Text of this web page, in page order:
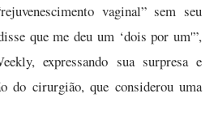
vaginal” sem seu
que me deu um ‘dois por um'”,
expressando sua surpresa e
do cirurgião, que considerou uma